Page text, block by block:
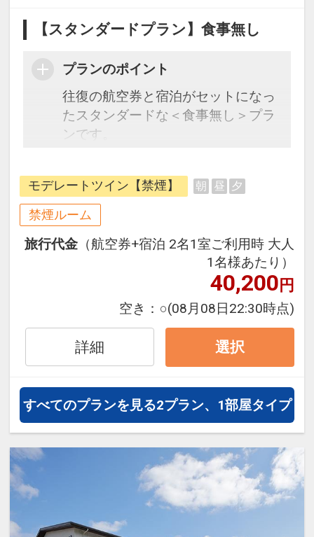
【スタンダードプラン】食事無し
プランのポイント
往復の航空券と宿泊がセットになっ
たスタンダードな＜食事無し＞プラ
ンです。
できるダイナミックパッケージだか
ら、一都市滞在はもちろん周遊旅行
にも最適！
旅行期間中の1泊だけの宿泊や延
泊・飛び泊なども自由自在です。
フライトは、安心のJAL（または
JALグループ）確約！フライトマイ
ル50%貯まります。
通・体験プランなどの追加（同時予
約）が可能なプランもございます。
モデレートツイン【禁煙】 朝 昼 夕
禁煙ルーム
旅行代金 （航空券+宿泊 2名1室ご利用時 大人
1名様あたり）
40,200円
空き： ○(08月08日22:30時点)
詳細 選択
すべてのプランを見る2プラン、1部屋タイプ